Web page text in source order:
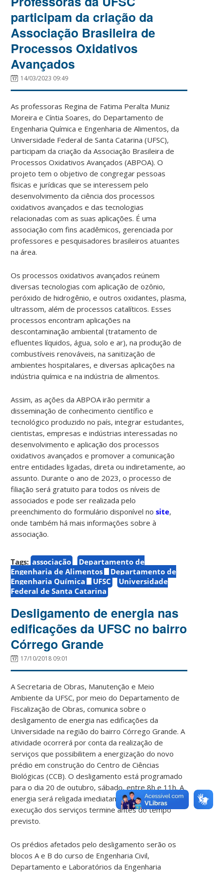
participam da criação da
Associação Brasileira de
Processos Oxidativos
Avançados
14/03/2023 09:49
As professoras Regina de Fatima Peralta Muniz
Moreira e Cíntia Soares, do Departamento de
Engenharia Química e Engenharia de Alimentos, da
Universidade Federal de Santa Catarina (UFSC),
participam da criação da Associação Brasileira de
Processos Oxidativos Avançados (ABPOA). O
projeto tem o objetivo de congregar pessoas
físicas e jurídicas que se interessem pelo
desenvolvimento da ciência dos processos
oxidativos avançados e das tecnologias
relacionadas com as suas aplicações. É uma
associação com fins acadêmicos, gerenciada por
professores e pesquisadores brasileiros atuantes
na área.
Os processos oxidativos avançados reúnem
diversas tecnologias com aplicação de ozônio,
peróxido de hidrogênio, e outros oxidantes, plasma,
ultrassom, além de processos catalíticos. Esses
processos encontram aplicações na
descontaminação ambiental (tratamento de
efluentes líquidos, água, solo e ar), na produção de
combustíveis renováveis, na sanitização de
ambientes hospitalares, e diversas aplicações na
indústria química e na indústria de alimentos.
Assim, as ações da ABPOA irão permitir a
disseminação de conhecimento científico e
tecnológico produzido no país, integrar estudantes,
cientistas, empresas e indústrias interessadas no
desenvolvimento e aplicação dos processos
oxidativos avançados e promover a comunicação
entre entidades ligadas, direta ou indiretamente, ao
assunto. Durante o ano de 2023, o processo de
filiação será gratuito para todos os níveis de
associados e pode ser realizada pelo
preenchimento do formulário disponível nosite,
onde também há mais informações sobre à
associação.
Tags: associação
Departamento de
Engenharia de Alimentos
Departamento de
Engenharia Química
UFSC
Universidade
Federal de Santa Catarina
Desligamento de energia nas
edificações da UFSC no bairro
Córrego Grande
17/10/2018 09:01
A Secretaria de Obras, Manutenção e Meio
Ambiente da UFSC, por meio do Departamento de
Fiscalização de Obras, comunica sobre o
desligamento de energia nas edificações da
Universidade na região do bairro Córrego Grande. A
atividade ocorrerá por conta da realização de
serviços que possibilitem a energização do novo
prédio em construção do Centro de Ciências
Biológicas (CCB). O desligamento está programado
para o dia 20 de outubro, sábado, entre 8h e 11h. A
energia será religada imediatamente caso a
execução dos serviços termine antes do tempo
previsto.
Os prédios afetados pelo desligamento serão os
blocos A e B do curso de Engenharia Civil,
Departamento e Laboratórios da Engenharia